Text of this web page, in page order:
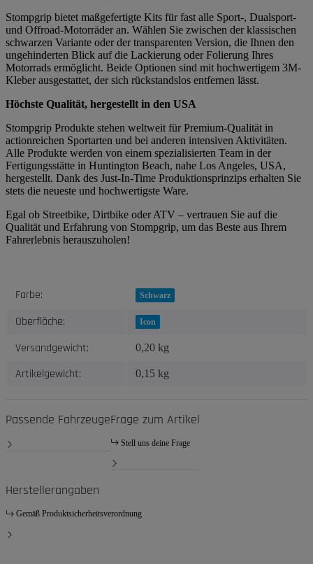
Stompgrip bietet maßgefertigte Kits für fast alle Sport-, Dualsport-
und Offroad-Motorräder an. Wählen Sie zwischen der klassischen
schwarzen Variante oder der transparenten Version, die Ihnen den
ungehinderten Blick auf die Lackierung oder Folierung Ihres
Motorrads ermöglicht. Beide Optionen sind mit hochwertigem 3M-
Kleber ausgestattet, der sich rückstandslos entfernen lässt.
Höchste Qualität, hergestellt in den USA
Stompgrip Produkte stehen weltweit für Premium-Qualität in
actionreichen Sportarten und bei anderen intensiven Aktivitäten.
Alle Produkte werden von einem spezialisierten Team in der
Fertigungsstätte in Huntington Beach, nahe Los Angeles, USA,
hergestellt. Dank des Just-In-Time Produktionsprinzips erhalten Sie
stets die neueste und hochwertigste Ware.
Egal ob Streetbike, Dirtbike oder ATV – vertrauen Sie auf die
Qualität und Erfahrung von Stompgrip, um das Beste aus Ihrem
Fahrerlebnis herauszuholen!
Produkteigenschaft
Wert
Farbe: Schwarz
Oberfläche: Icon
Versandgewicht: 0,20 kg
Artikelgewicht: 0,15 kg
Passende FahrzeugeFrage zum Artikel
Stell uns deine Frage
Herstellerangaben
Gemäß Produktsicherheitsverordnung